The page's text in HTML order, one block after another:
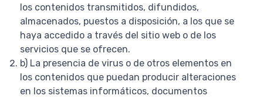
los contenidos transmitidos, difundidos,
almacenados, puestos a disposición, a los que se
haya accedido a través del sitio web o de los
servicios que se ofrecen.
b) La presencia de virus o de otros elementos en
los contenidos que puedan producir alteraciones
en los sistemas informáticos, documentos